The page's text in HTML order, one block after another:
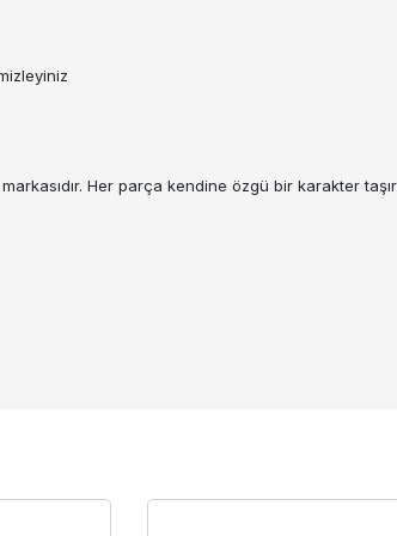
Her parça kendine özgü bir karakter